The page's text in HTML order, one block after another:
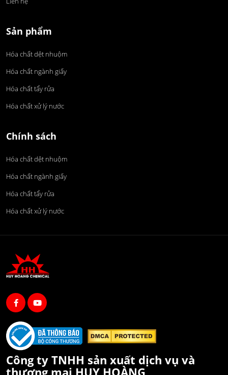
Sản phẩm
Hóa chất dệt nhuộm
Hóa chất ngành giấy
Hóa chất tẩy rửa
Hóa chất xử lý nước
Chính sách
Hóa chất dệt nhuộm
Hóa chất ngành giấy
Hóa chất tẩy rửa
Hóa chất xử lý nước
Công ty TNHH sản xuất dịch vụ và